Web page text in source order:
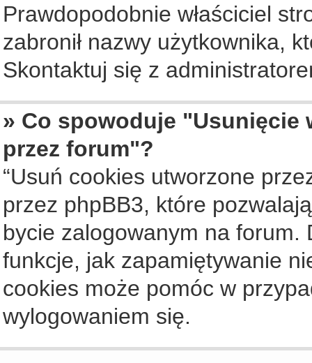
Prawdopodobnie właściciel
zabronił nazwy użytkownika,
Skontaktuj się z
» Co spowoduje
przez forum"?
“Usuń cookies utworzone
przez phpBB3, które
bycie zalogowanym na forum.
funkcje, jak zapamiętywanie
cookies może pomóc w
wylogowaniem się.